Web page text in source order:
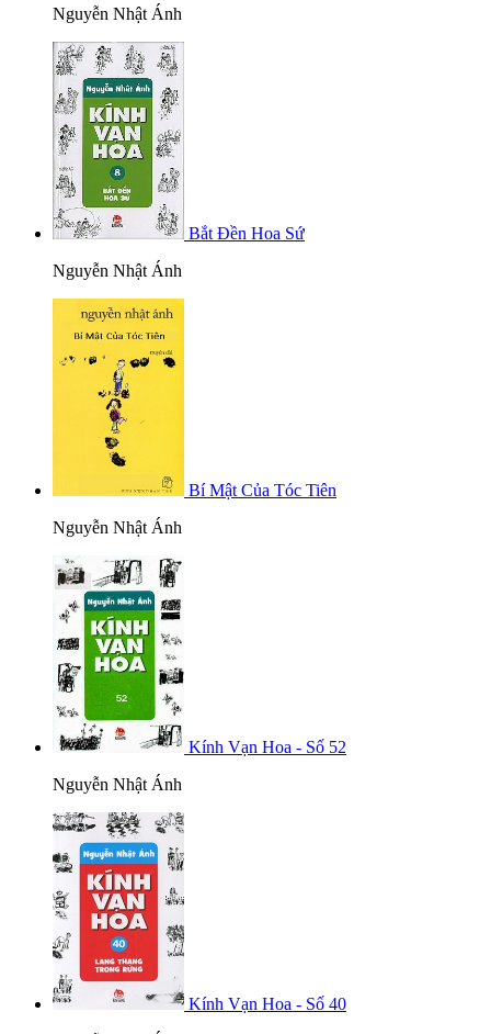
Nguyễn Nhật Ánh
Bắt Đền Hoa Sứ
Nguyễn Nhật Ánh
Bí Mật Của Tóc Tiên
Nguyễn Nhật Ánh
Kính Vạn Hoa - Số 52
Nguyễn Nhật Ánh
Kính Vạn Hoa - Số 40